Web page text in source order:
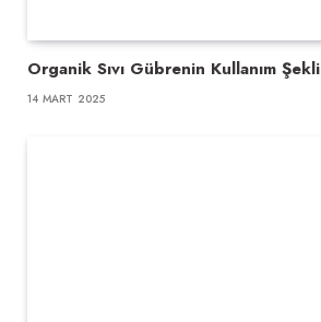
Organik Sıvı Gübrenin Kullanım Şekli
14 MART 2025